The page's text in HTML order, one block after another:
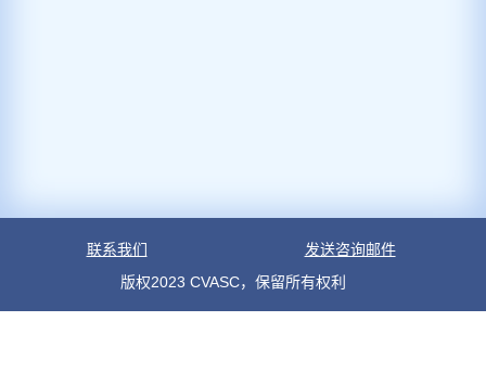
联系我们
发送咨询邮件
版权2023 CVASC，保留所有权利